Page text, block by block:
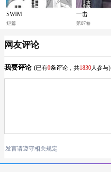
SWIM
短篇
一击
第07卷
网友评论
我要评论 (已有0条评论，共1830人参与)
发言请遵守相关规定